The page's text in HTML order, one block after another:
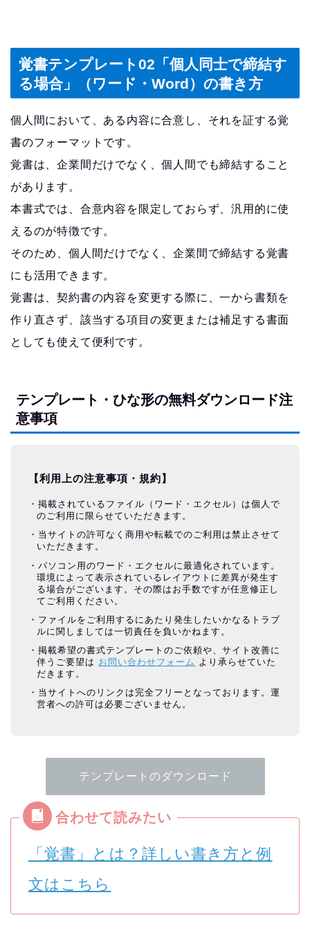
覚書テンプレート02「個人同士で締結す
る場合」（ワード・Word）の書き方
個人間において、ある内容に合意し、それを証する覚
書のフォーマットです。
覚書は、企業間だけでなく、個人間でも締結すること
があります。
本書式では、合意内容を限定しておらず、汎用的に使
えるのが特徴です。
そのため、個人間だけでなく、企業間で締結する覚書
にも活用できます。
覚書は、契約書の内容を変更する際に、一から書類を
作り直さず、該当する項目の変更または補足する書面
としても使えて便利です。
テンプレート・ひな形の無料ダウンロード注
意事項
【利用上の注意事項・規約】
掲載されているファイル（ワード・エクセル）は個人で
のご利用に限らせていただきます。
当サイトの許可なく商用や転載でのご利用は禁止させて
いただきます。
パソコン用のワード・エクセルに最適化されています。
環境によって表示されているレイアウトに差異が発生す
る場合がございます。その際はお手数ですが任意修正し
てご利用ください。
ファイルをご利用するにあたり発生したいかなるトラブ
ルに関しましては一切責任を負いかねます。
掲載希望の書式テンプレートのご依頼や、サイト改善に
伴うご要望は お問い合わせフォーム より承らせていた
だきます。
当サイトへのリンクは完全フリーとなっております。運
営者への許可は必要ございません。
テンプレートのダウンロード
「覚書」とは？詳しい書き方と例
文はこちら